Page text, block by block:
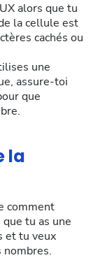
alors que tu
la cellule est
cachés ou
une
assure-toi
que
la
comment
tu as une
et tu veux